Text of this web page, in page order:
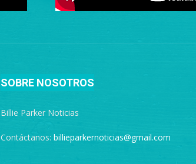
SOBRE NOSOTROS
Billie Parker Noticias
Contáctanos: billieparkernoticias@gmail.com